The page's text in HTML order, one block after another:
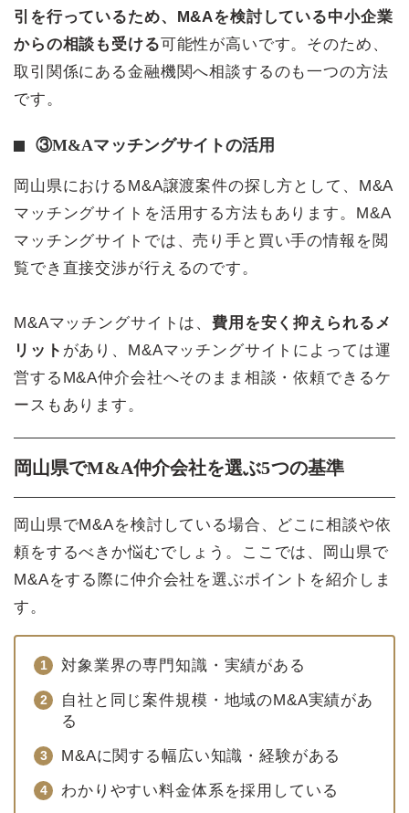
引を行っているため、M&Aを検討している中小企業
からの相談も受ける可能性が高いです。そのため、
取引関係にある金融機関へ相談するのも一つの方法
です。
③M&Aマッチングサイトの活用
岡山県におけるM&A譲渡案件の探し方として、M&A
マッチングサイトを活用する方法もあります。M&A
マッチングサイトでは、売り手と買い手の情報を閲
覧でき直接交渉が行えるのです。
M&Aマッチングサイトは、費用を安く抑えられるメ
リット があり、M&Aマッチングサイトによっては運
営するM&A仲介会社へそのまま相談・依頼できるケ
ースもあります。
岡山県でM&A仲介会社を選ぶ5つの基準
岡山県でM&Aを検討している場合、どこに相談や依
頼をするべきか悩むでしょう。ここでは、岡山県で
M&Aをする際に仲介会社を選ぶポイントを紹介しま
す。
対象業界の専門知識・実績がある
自社と同じ案件規模・地域のM&A実績があ
る
M&Aに関する幅広い知識・経験がある
わかりやすい料金体系を採用している